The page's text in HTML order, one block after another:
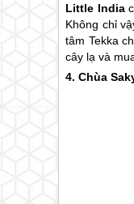
Little India
Không chỉ
tâm Tekka
cây lạ và
4. Chùa